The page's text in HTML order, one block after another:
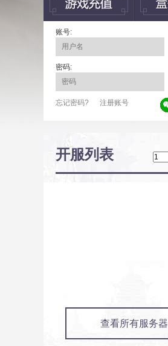
账号:
密码:
忘记密码? 注册账号
开服列表
查看所有服务器